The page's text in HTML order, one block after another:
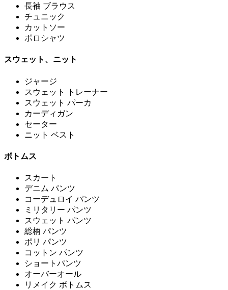
長袖 ブラウス
チュニック
カットソー
ポロシャツ
スウェット、ニット
ジャージ
スウェット トレーナー
スウェット パーカ
カーディガン
セーター
ニット ベスト
ボトムス
スカート
デニム パンツ
コーデュロイ パンツ
ミリタリー パンツ
スウェット パンツ
総柄 パンツ
ポリ パンツ
コットン パンツ
ショートパンツ
オーバーオール
リメイク ボトムス